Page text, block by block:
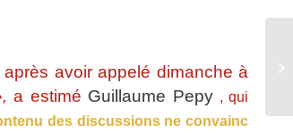
après avoir appelé dimanche à
a estimé Guillaume Pepy , qui
des discussions ne convainc